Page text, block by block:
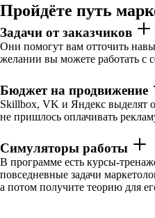
Пройдёте путь
Задачи от заказчиков
Они помогут вам отточить
желании вы можете работать с
Бюджет на продвижение
Skillbox, VK и Яндекс выделят
не пришлось оплачивать
Симуляторы работы
В программе есть курсы-
повседневные задачи
а потом получите теорию для